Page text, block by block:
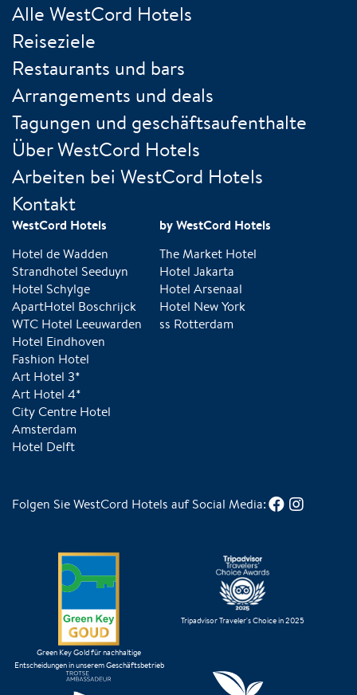
Alle WestCord Hotels
Reiseziele
Restaurants und bars
Arrangements und deals
Tagungen und geschäftsaufenthalte
Über WestCord Hotels
Arbeiten bei WestCord Hotels
Kontakt
WestCord Hotels
Hotel de Wadden
Strandhotel Seeduyn
Hotel Schylge
ApartHotel Boschrijck
WTC Hotel Leeuwarden
Hotel Eindhoven
Fashion Hotel
Art Hotel 3*
Art Hotel 4*
City Centre Hotel
Amsterdam
Hotel Delft
by WestCord Hotels
The Market Hotel
Hotel Jakarta
Hotel Arsenaal
Hotel New York
ss Rotterdam
Folgen Sie WestCord Hotels auf Social Media:
Green Key Gold für nachhaltige
Entscheidungen in unserem Geschäftsbetrieb
Tripadvisor Traveler's Choice in 2025